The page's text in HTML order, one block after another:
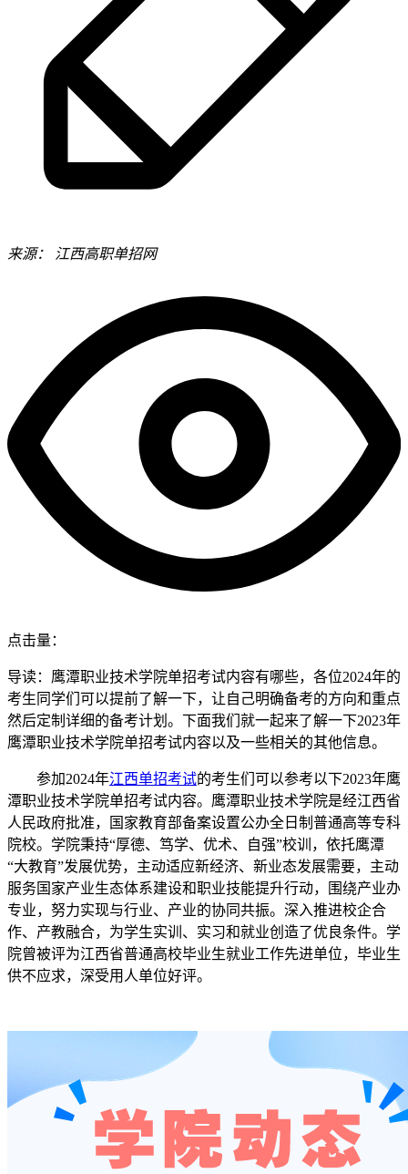
来源： 江西高职单招网
点击量：
导读：鹰潭职业技术学院单招考试内容有哪些，各位2024年的
考生同学们可以提前了解一下，让自己明确备考的方向和重点
然后定制详细的备考计划。下面我们就一起来了解一下2023年
鹰潭职业技术学院单招考试内容以及一些相关的其他信息。
参加2024年江西单招考试的考生们可以参考以下2023年鹰
潭职业技术学院单招考试内容。鹰潭职业技术学院是经江西省
人民政府批准，国家教育部备案设置公办全日制普通高等专科
院校。学院秉持“厚德、笃学、优术、自强”校训，依托鹰潭
“大教育”发展优势，主动适应新经济、新业态发展需要，主动
服务国家产业生态体系建设和职业技能提升行动，围绕产业办
专业，努力实现与行业、产业的协同共振。深入推进校企合
作、产教融合，为学生实训、实习和就业创造了优良条件。学
院曾被评为江西省普通高校毕业生就业工作先进单位，毕业生
供不应求，深受用人单位好评。